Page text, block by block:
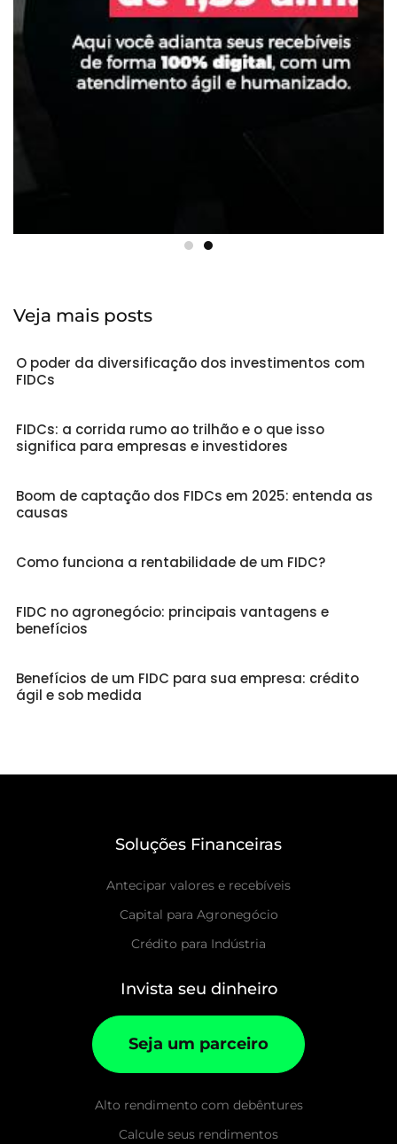
Veja mais posts
O poder da diversificação dos investimentos com
FIDCs
FIDCs: a corrida rumo ao trilhão e o que isso
significa para empresas e investidores
Boom de captação dos FIDCs em 2025: entenda as
causas
Como funciona a rentabilidade de um FIDC?
FIDC no agronegócio: principais vantagens e
benefícios
Benefícios de um FIDC para sua empresa: crédito
ágil e sob medida
Soluções Financeiras
Antecipar valores e recebíveis
Capital para Agronegócio
Crédito para Indústria
Invista seu dinheiro
Seja um parceiro
Alto rendimento com debêntures
Calcule seus rendimentos